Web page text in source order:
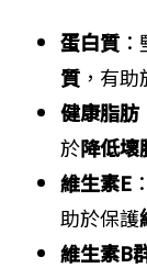
蛋白質
質 ，有助
健康脂肪
於降低壞
維生素E
助於保護
維生素B